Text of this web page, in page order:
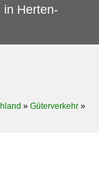
in Herten-
» Güterverkehr »